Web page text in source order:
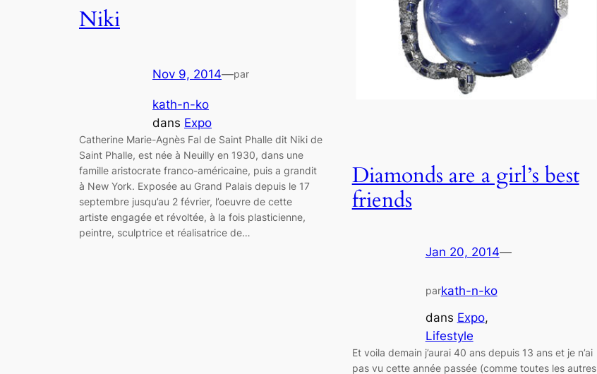
Niki
Nov 9, 2014—par
kath-n-ko
dans Expo
Catherine Marie-Agnès Fal de Saint Phalle dit Niki de
Saint Phalle, est née à Neuilly en 1930, dans une
famille aristocrate franco-américaine, puis a grandit
à New York. Exposée au Grand Palais depuis le 17
septembre jusqu’au 2 février, l’oeuvre de cette
artiste engagée et révoltée, à la fois plasticienne,
peintre, sculptrice et réalisatrice de…
Diamonds are a girl’s best
friends
Jan 20, 2014—
parkath-n-ko
dans Expo
Lifestyle
Et voila demain j’aurai 40 ans depuis 13 ans et je n’ai
pas vu cette année passée (comme toutes les autres